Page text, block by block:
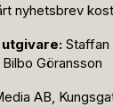
nyhetsbrev
Staffan
Bilbo Göransson
AB,